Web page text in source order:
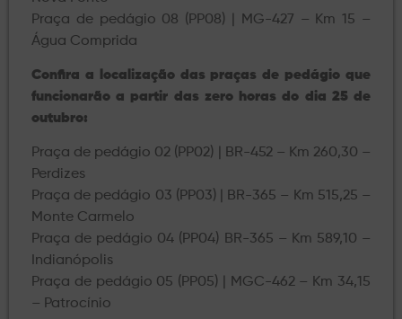
Praça de pedágio 08 (PP08) | MG-427 – Km 15 –
Água Comprida
Confira a localização das praças de pedágio que
funcionarão a partir das zero horas do dia 25 de
outubro:
Praça de pedágio 02 (PP02) | BR-452 – Km 260,30 –
Perdizes
Praça de pedágio 03 (PP03) | BR-365 – Km 515,25 –
Monte Carmelo
Praça de pedágio 04 (PP04) BR-365 – Km 589,10 –
Indianópolis
Praça de pedágio 05 (PP05) | MGC-462 – Km 34,15
– Patrocínio